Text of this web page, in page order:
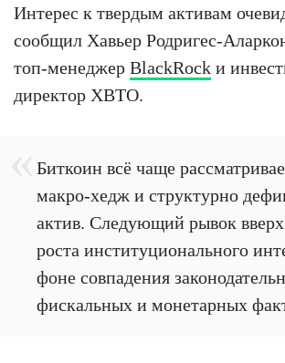
Интерес к твердым активам
сообщил Хавьер Родригес-
топ-менеджер BlackRock и
директор XBTO.
Биткоин всё чаще
макро-хедж и структурно
актив. Следующий рывок вверх
роста институционального
фоне совпадения
фискальных и монетарных